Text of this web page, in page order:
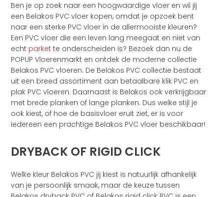
Ben je op zoek naar een hoogwaardige vloer en wil jij
een Belakos PVC vloer kopen, omdat je opzoek bent
naar een sterke PVC vloer in de allermooiste kleuren?
Een PVC vloer die een leven lang meegaat en niet van
echt parket te onderscheiden is? Bezoek dan nu de
POPUP Vloerenmarkt en ontdek de moderne collectie
Belakos PVC vloeren. De Belakos PVC collectie bestaat
uit een breed assortiment aan betaalbare klik PVC en
plak PVC vloeren. Daarnaast is Belakos ook verkrijgbaar
met brede planken of lange planken. Dus welke stijl je
ook kiest, of hoe de basisvloer eruit ziet, er is voor
iedereen een prachtige Belakos PVC vloer beschikbaar!
DRYBACK OF RIGID CLICK
Welke kleur Belakos PVC jij kiest is natuurlijk afhankelijk
van je persoonlijk smaak, maar de keuze tussen